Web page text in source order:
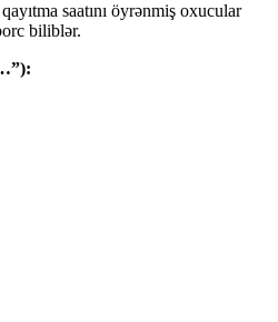
saatını öyrənmiş oxucular
biliblər.